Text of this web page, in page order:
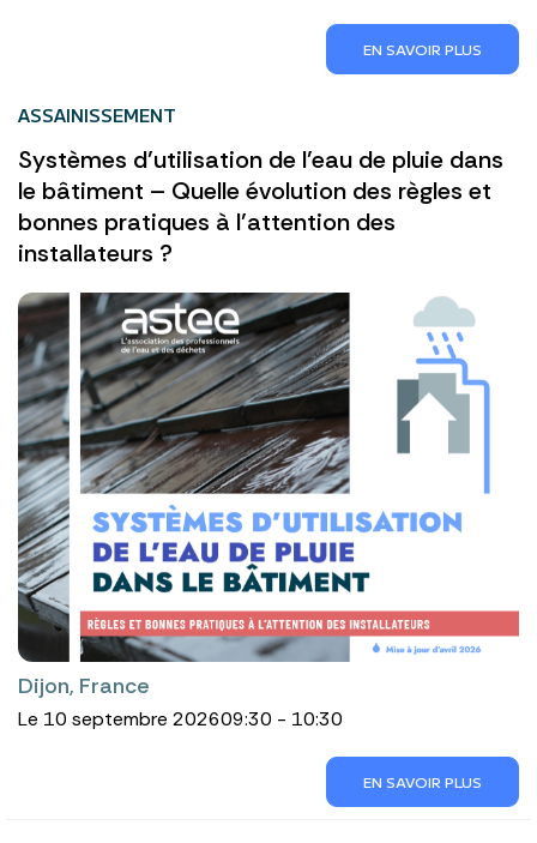
EN SAVOIR PLUS
ASSAINISSEMENT
Systèmes d’utilisation de l’eau de pluie dans
le bâtiment – Quelle évolution des règles et
bonnes pratiques à l’attention des
installateurs ?
Dijon, France
Le 10 septembre 202609:30 - 10:30
EN SAVOIR PLUS